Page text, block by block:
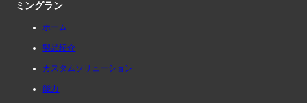
ミングラン
ホーム
製品紹介
カスタムソリューション
能力